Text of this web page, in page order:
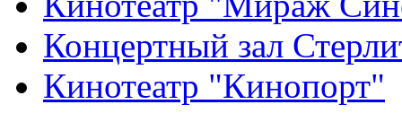
Концертный зал
Кинотеатр "Кинопорт"